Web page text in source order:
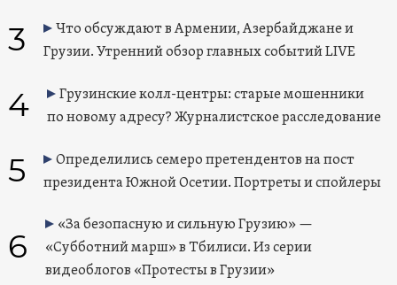
3
Что обсуждают в Армении, Азербайджане и
Грузии. Утренний обзор главных событий LIVE
4
Грузинские колл-центры: старые мошенники
по новому адресу? Журналистское расследование
5
Определились семеро претендентов на пост
президента Южной Осетии. Портреты и спойлеры
6
«За безопасную и сильную Грузию» —
«Субботний марш» в Тбилиси. Из серии
видеоблогов «Протесты в Грузии»